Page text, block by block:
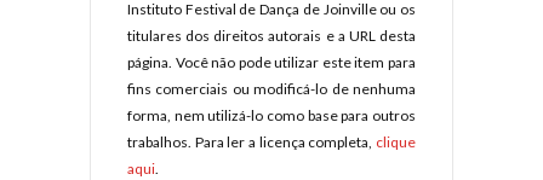
Instituto Festival de Dança de Joinville ou os
titulares dos direitos autorais e a URL desta
página. Você não pode utilizar este item para
fins comerciais ou modificá-lo de nenhuma
forma, nem utilizá-lo como base para outros
trabalhos. Para ler a licença completa, clique
aqui.